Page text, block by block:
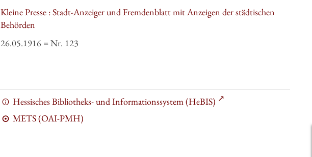
Kleine Presse : Stadt-Anzeiger und Fremdenblatt mit Anzeigen der städtischen
Behörden
26.05.1916 = Nr. 123
Hessisches Bibliotheks- und Informationssystem (HeBIS)
METS (OAI-PMH)